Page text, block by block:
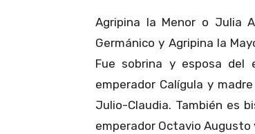
Agripina la Menor o Julia
Germánico y Agripina la
Fue sobrina y esposa del
emperador Calígula y
Julio-Claudia. También es
emperador Octavio